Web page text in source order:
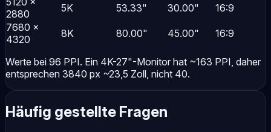
2880
5K 53.33" 30.00"
16:9
7680 ×
4320
8K 80.00" 45.00" 16:9
Werte bei 96 PPI. Ein 4K-27"-Monitor hat ~163 PPI, daher
entsprechen 3840 px ~23,5 Zoll, nicht 40.
Häufig gestellte Fragen